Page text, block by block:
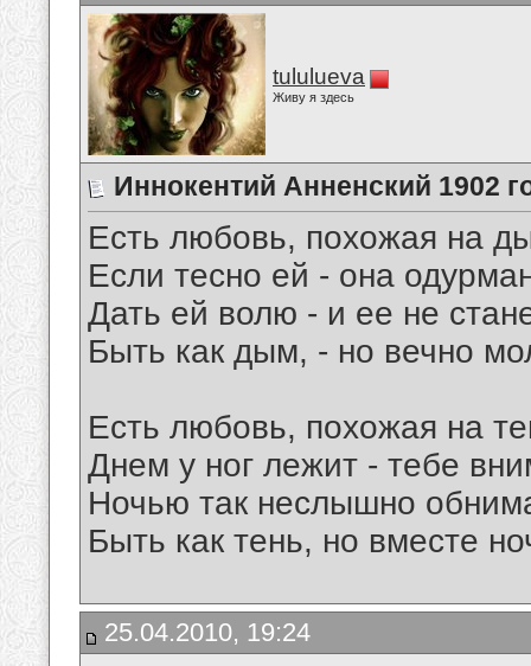
tululueva
Живу я здесь
Иннокентий Анненский 1902
Есть любовь, похожая на
Если тесно ей - она
Дать ей волю - и ее не
Быть как дым, - но вечно
Есть любовь, похожая на
Днем у ног лежит - тебе
Ночью так неслышно
Быть как тень, но вместе
25.04.2010, 19:24